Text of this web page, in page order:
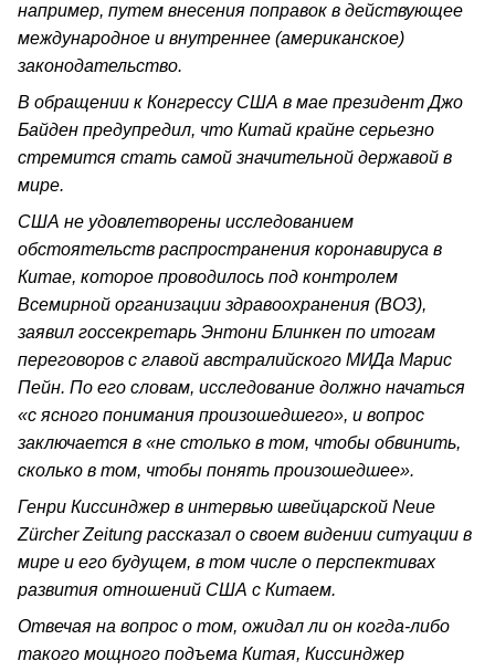
например, путем внесения поправок в действующее
международное и внутреннее (американское)
законодательство.
В обращении к Конгрессу США в мае президент Джо
Байден предупредил, что Китай крайне серьезно
стремится стать самой значительной державой в
мире.
США не удовлетворены исследованием
обстоятельств распространения коронавируса в
Китае, которое проводилось под контролем
Всемирной организации здравоохранения (ВОЗ),
заявил госсекретарь Энтони Блинкен по итогам
переговоров с главой австралийского МИДа Марис
Пейн. По его словам, исследование должно начаться
«с ясного понимания произошедшего», и вопрос
заключается в «не столько в том, чтобы обвинить,
сколько в том, чтобы понять произошедшее».
Генри Киссинджер в интервью швейцарской Neue
Zürcher Zeitung рассказал о своем видении ситуации в
мире и его будущем, в том числе о перспективах
развития отношений США с Китаем.
Отвечая на вопрос о том, ожидал ли он когда-либо
такого мощного подъема Китая, Киссинджер